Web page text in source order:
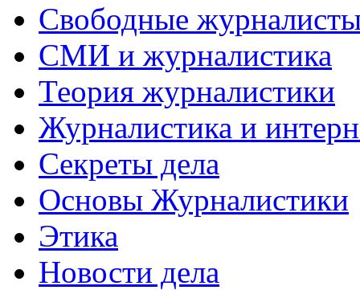
Свободные
СМИ и журналистика
Теория журналистики
Журналистика и
Секреты дела
Основы Журналистики
Этика
Новости дела